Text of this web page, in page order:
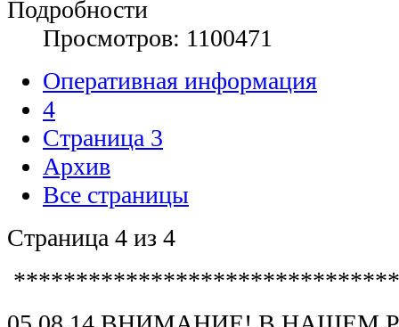
Подробности
Просмотров: 1100471
Оперативная информация
4
Страница 3
Архив
Все страницы
Страница 4 из 4